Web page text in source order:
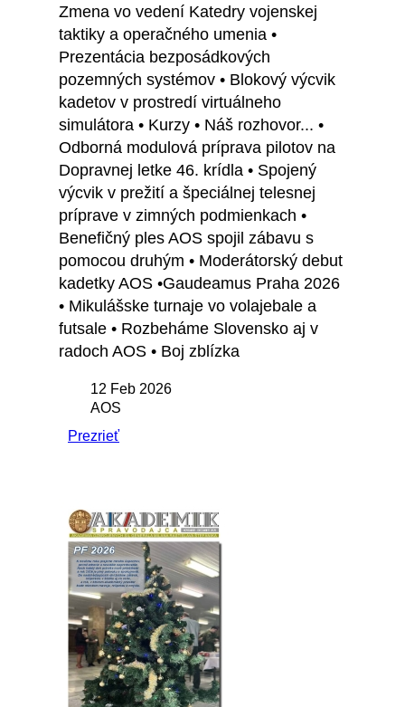
Zmena vo vedení Katedry vojenskej
taktiky a operačného umenia •
Prezentácia bezposádkových
pozemných systémov • Blokový výcvik
kadetov v prostredí virtuálneho
simulátora • Kurzy • Náš rozhovor... •
Odborná modulová príprava pilotov na
Dopravnej letke 46. krídla • Spojený
výcvik v prežití a špeciálnej telesnej
príprave v zimných podmienkach •
Benefičný ples AOS spojil zábavu s
pomocou druhým • Moderátorský debut
kadetky AOS •Gaudeamus Praha 2026
• Mikulášske turnaje vo volajebale a
futsale • Rozbeháme Slovensko aj v
radoch AOS • Boj zblízka
12 Feb 2026
AOS
Prezrieť